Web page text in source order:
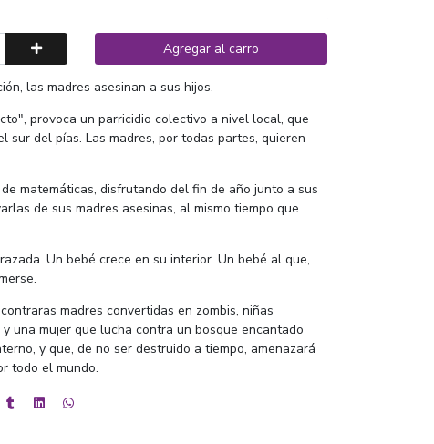
Agregar al carro
las madres asesinan a sus hijos.
provoca un parricidio colectivo a nivel local, que
sur del pías. Las madres, por todas partes, quieren
matemáticas, disfrutando del fin de año junto a sus
de sus madres asesinas, al mismo tiempo que
Un bebé crece en su interior. Un bebé al que,
madres convertidas en zombis, niñas
una mujer que lucha contra un bosque encantado
y que, de no ser destruido a tiempo, amenazará
todo el mundo.